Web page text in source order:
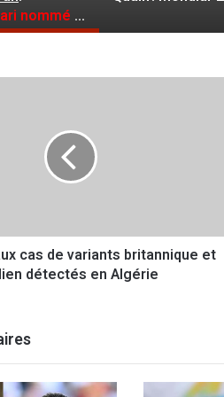
club, Belhadj à la tête de la section football
cas de variants britannique et
détectés en Algérie